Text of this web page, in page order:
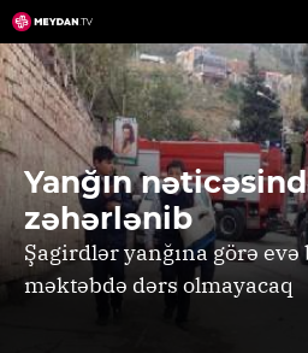
Skip
to
content
Yanğın
zəhərlənib
Şagirdlər yanğına görə evə
məktəbdə dərs olmayacaq